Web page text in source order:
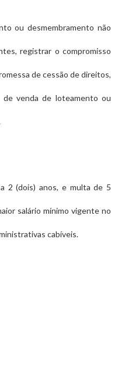
ou desmembramento não
registrar o compromisso
de cessão de direitos,
venda de loteamento ou
2 (dois) anos, e multa de 5
salário mínimo vigente no
cabíveis.